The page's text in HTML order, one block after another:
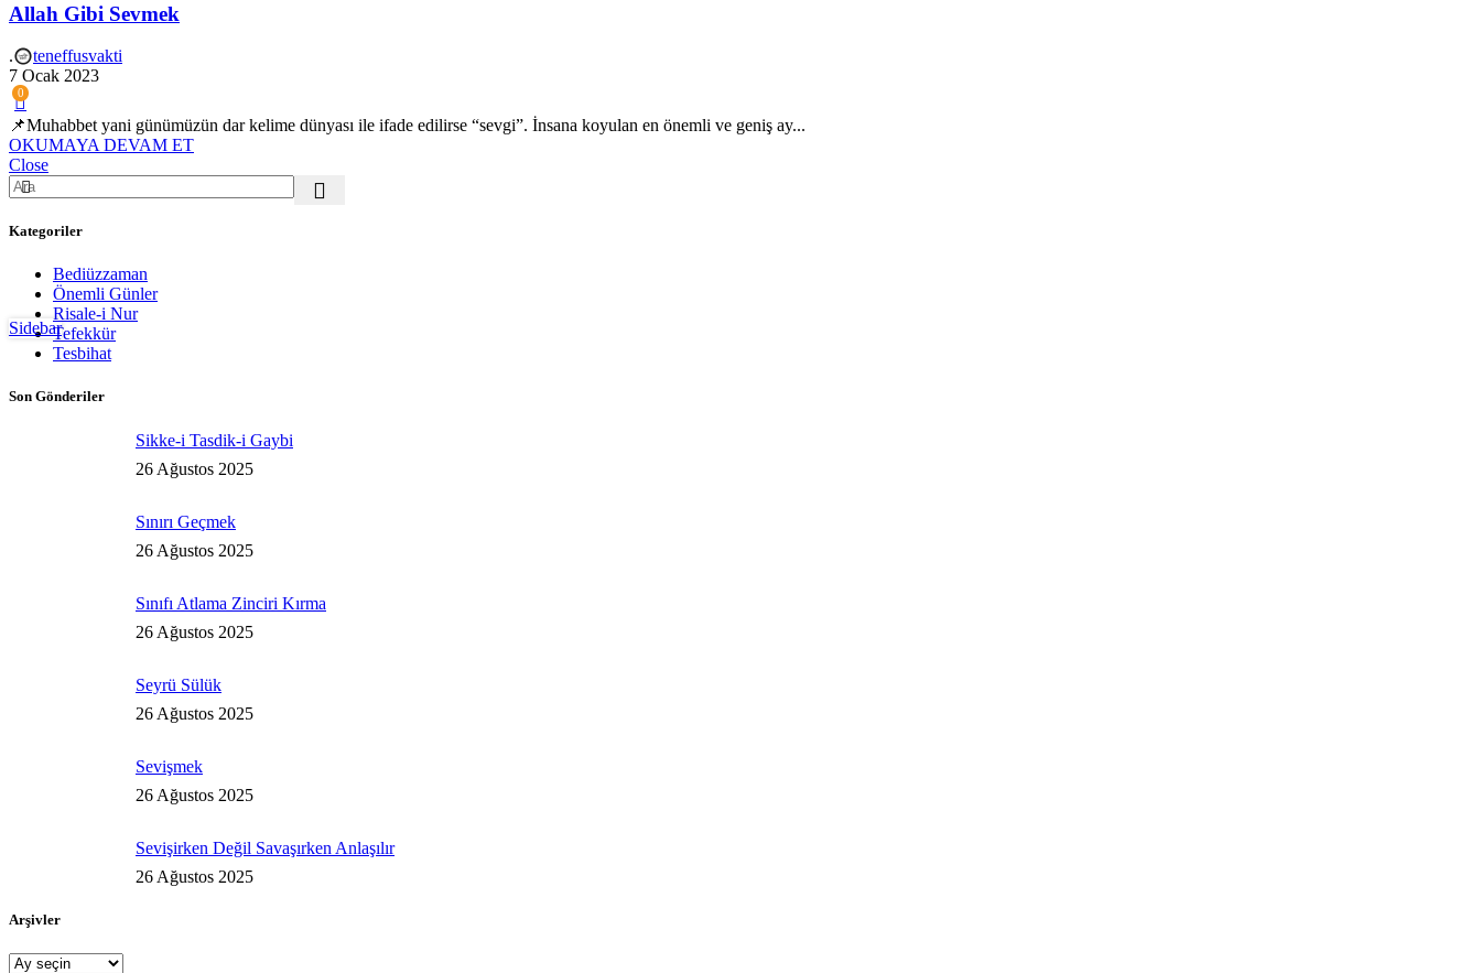
Allah Gibi Sevmek
.
teneffusvakti
7 Ocak 2023
0
📌Muhabbet yani günümüzün dar kelime dünyası ile ifade edilirse “sevgi”. İnsana koyulan en önemli ve geniş ay...
OKUMAYA DEVAM ET
Close
Kategoriler
Bediüzzaman
Önemli Günler
Risale-i Nur
Tefekkür
Tesbihat
Son Gönderiler
Sikke-i Tasdik-i Gaybi
26 Ağustos 2025
Sınırı Geçmek
26 Ağustos 2025
Sınıfı Atlama Zinciri Kırma
26 Ağustos 2025
Seyrü Sülük
26 Ağustos 2025
Sevişmek
26 Ağustos 2025
Sevişirken Değil Savaşırken Anlaşılır
26 Ağustos 2025
Arşivler
Arşivler
Sidebar